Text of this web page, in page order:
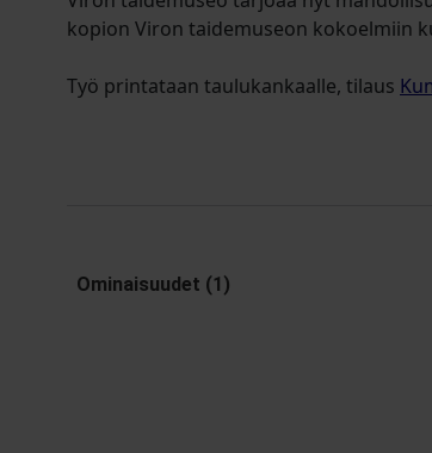
kopion Viron taidemuseon kokoelmiin
Työ printataan taulukankaalle, tilaus
Ominaisuudet (1)